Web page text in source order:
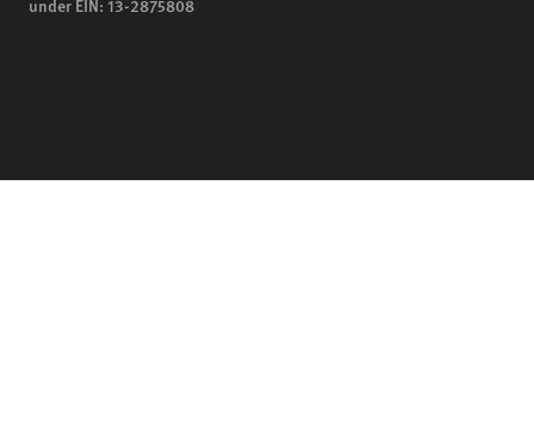
under EIN: 13-2875808